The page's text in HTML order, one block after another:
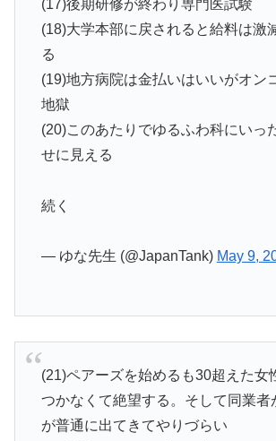
(17)後期研修が終わり専門医試験
(18)大学本部に戻されると給料は激
る
(19)地方病院は金払いはいいがオン
地獄
(20)このあたりでゆるふわ科にいっ
せに見える
続く
— ゆな先生 (@JapanTank) May 9,
(21)ペアーズを始めるも30超えた女
つかなくて絶望する。そして同業者
が普通に出てきてやりづらい